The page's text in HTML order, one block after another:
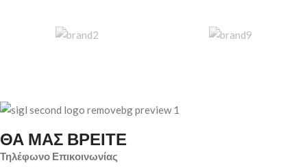
ΘΑ ΜΑΣ ΒΡΕΙΤΕ
Τηλέφωνο Επικοινωνίας